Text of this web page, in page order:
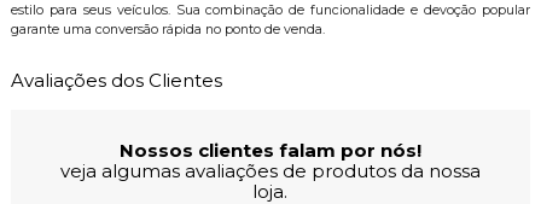
estilo para seus veículos. Sua combinação de funcionalidade e devoção popular
garante uma conversão rápida no ponto de venda.
Avaliações dos Clientes
Nossos clientes falam por nós!
veja algumas avaliações de produtos da nossa
loja.